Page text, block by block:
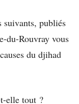
suivants, publiés
du-Rouvray vous
du djihad
elle tout ?